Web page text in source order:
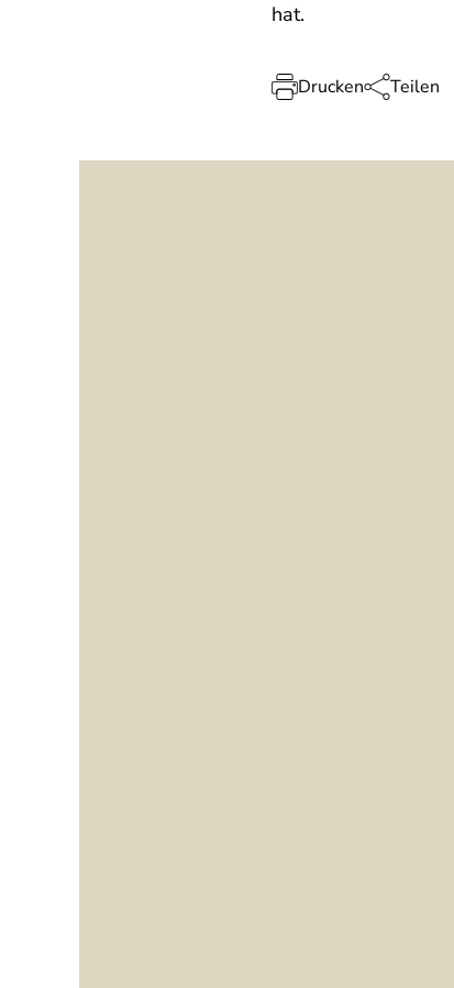
hat.
Drucken Teilen